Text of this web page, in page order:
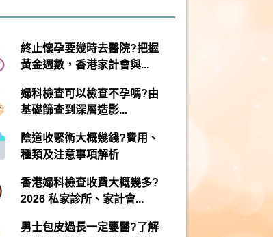
終止懷孕要幾時去醫院?把握
黃金週數，香港家計會與...
婦科檢查可以檢查不孕嗎?由
基礎篩查到深層造影...
陰道收緊術大概幾錢?費用、
種類及注意事項解析
香港婦科檢查收費大概幾多?
2026 私家診所、家計會...
男士包皮過長一定要醫?了解